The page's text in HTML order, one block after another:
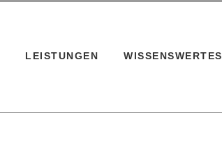
LEISTUNGEN WISSENSWERTES